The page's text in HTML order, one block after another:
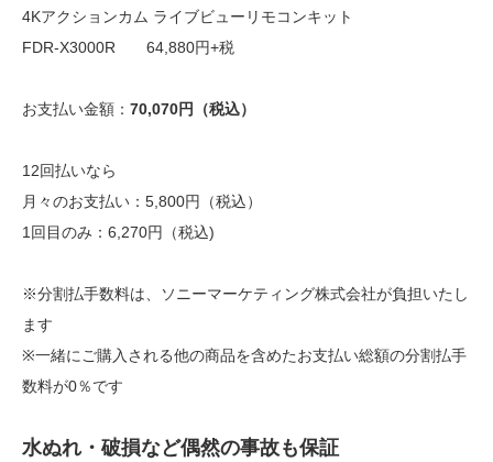
4Kアクションカム ライブビューリモコンキット
FDR-X3000R 64,880円+税
お支払い金額： 70,070円（税込）
12回払いなら
月々のお支払い：5,800円（税込）
1回目のみ：6,270円（税込)
※分割払手数料は、ソニーマーケティング株式会社が負担いたし
ます
※一緒にご購入される他の商品を含めたお支払い総額の分割払手
数料が0％です
水ぬれ・破損など偶然の事故も保証